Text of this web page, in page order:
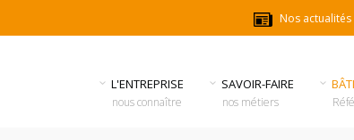
Nos actualités
L'ENTREPRISE
nous connaître
SAVOIR-FAIRE
nos métiers